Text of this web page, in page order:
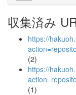
収集済み
https://
(2)
https://
(1)